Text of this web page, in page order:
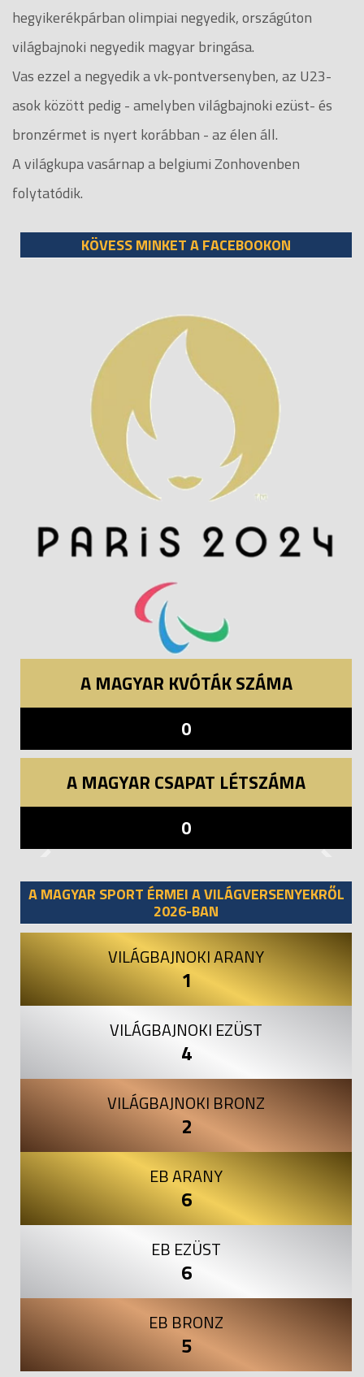
hegyikerékpárban olimpiai negyedik, országúton
világbajnoki negyedik magyar bringása.
Vas ezzel a negyedik a vk-pontversenyben, az U23-
asok között pedig - amelyben világbajnoki ezüst- és
bronzérmet is nyert korábban - az élen áll.
A világkupa vasárnap a belgiumi Zonhovenben
folytatódik.
KÖVESS MINKET A FACEBOOKON
A MAGYAR KVÓTÁK SZÁMA
0
A MAGYAR CSAPAT LÉTSZÁMA
0
A MAGYAR SPORT ÉRMEI A VILÁGVERSENYEKRŐL
2026-BAN
VILÁGBAJNOKI ARANY
1
VILÁGBAJNOKI EZÜST
4
VILÁGBAJNOKI BRONZ
2
EB ARANY
6
EB EZÜST
6
EB BRONZ
5